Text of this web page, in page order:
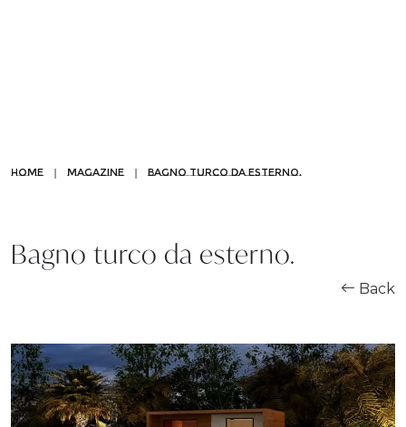
Da vasca a doccia
Partnership
HOME | MAGAZINE | BAGNO TURCO DA ESTERNO.
Bagno turco da esterno.
Back